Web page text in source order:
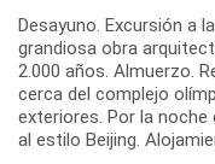
Desayuno. Excursión a
grandiosa obra
2.000 años. Almuerzo.
cerca del complejo
exteriores. Por la noche